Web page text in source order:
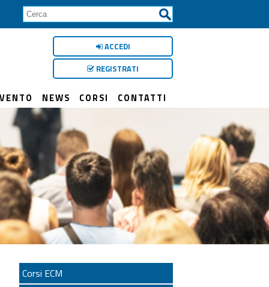
ACCEDI
REGISTRATI
NEWS CORSI CONTATTI
Corsi ECM